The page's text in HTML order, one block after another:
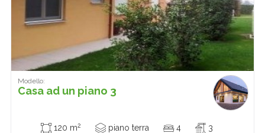
Modello:
Casa ad un piano 3
120 m2 piano terra 4 3